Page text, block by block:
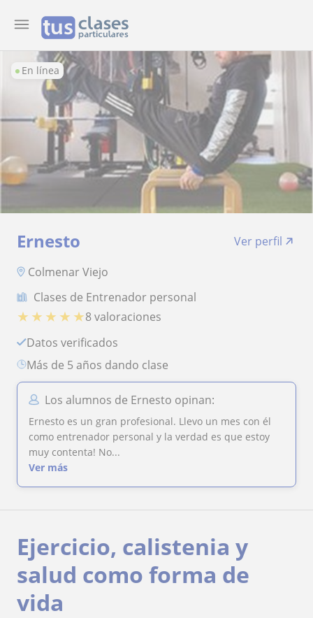
En línea
Ernesto
Ver perfil
Colmenar Viejo
Clases de Entrenador personal
★ ★ ★ ★ ★8 valoraciones
Datos verificados
más de 5 años dando clase
Los alumnos de Ernesto opinan:
Ernesto es un gran profesional. Llevo un mes con él
como entrenador personal y la verdad es que estoy
muy contenta! No...
Ver más
Ejercicio, calistenia y
salud como forma de
vida